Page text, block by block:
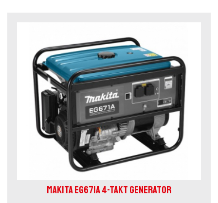
MAKITA EG671A 4-TAKT GENERATOR